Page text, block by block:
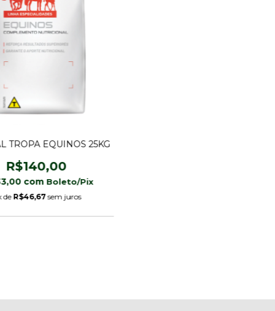
TROPA EQUINOS 25KG
R$140,00
com
de R$46,67 sem juros